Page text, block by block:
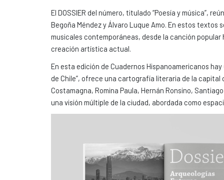
El DOSSIER del número, titulado “Poesía y música”,
Begoña Méndez y Álvaro Luque Amo. En estos
musicales contemporáneas, desde la canción
creación artística actual.
En esta edición de Cuadernos Hispanoamericanos
de Chile”, ofrece una cartografía literaria de la
Costamagna, Romina Paula, Hernán Ronsino,
una visión múltiple de la ciudad, abordada como